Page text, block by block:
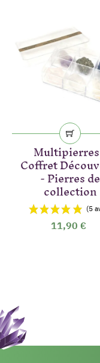
Coffret
- Pierres de
collection
11,90 €